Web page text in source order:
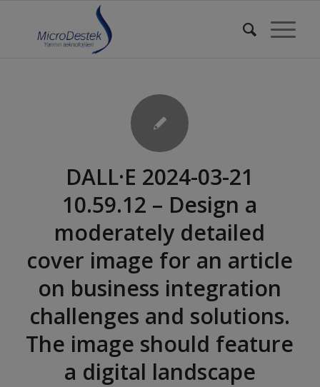
DALL·E 2024-03-21
10.59.12 – Design a
moderately detailed
cover image for an article
on business integration
challenges and solutions.
The image should feature
a digital landscape